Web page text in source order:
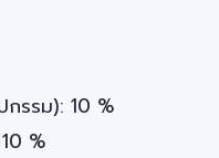
รรม): 10 %
%